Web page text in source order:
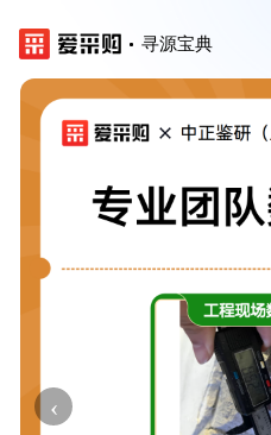
寻源宝典
‹